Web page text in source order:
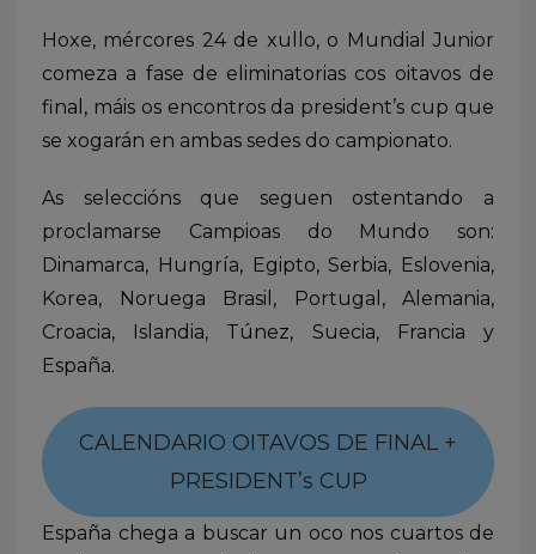
Hoxe, mércores 24 de xullo, o Mundial Junior
comeza a fase de eliminatorias cos oitavos de
final, máis os encontros da president’s cup que
se xogarán en ambas sedes do campionato.
As seleccións que seguen ostentando a
proclamarse Campioas do Mundo son:
Dinamarca, Hungría, Egipto, Serbia, Eslovenia,
Korea, Noruega Brasil, Portugal, Alemania,
Croacia, Islandia, Túnez, Suecia, Francia y
España.
CALENDARIO OITAVOS DE FINAL +
PRESIDENT’s CUP
España chega a buscar un oco nos cuartos de